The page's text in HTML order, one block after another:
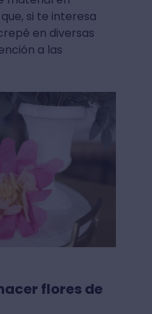
si te interesa
en diversas
a las
flores de